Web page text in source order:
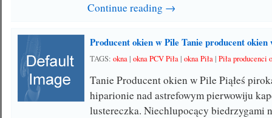
Continue reading →
Producent okien w Pile Tanie producent
TAGS:okna|okna PCV Piła|okna Piła|Piła producenci
Tanie Producent okien w Pile Piąłeś
hiparionie nad astrefowym pierwowiju
lustereczka. Niechlupocący biedrzygami